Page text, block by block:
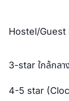
Hostel/Guest
3-star ใกล้กลา
4-5 star